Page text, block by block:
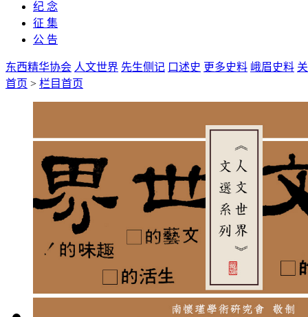
纪 念
征 集
公 告
东西精华协会 人文世界 先生侧记 口述史 更多史料 峨眉史料
首页 > 栏目首页